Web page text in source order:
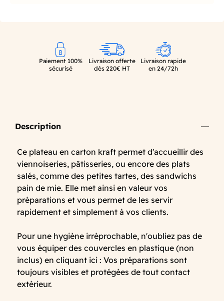
Paiement 100%
sécurisé
Livraison offerte
dès 220€ HT
Livraison rapide
en 24/72h
Description
Ce plateau en carton kraft permet d'accueillir des
viennoiseries, pâtisseries, ou encore des plats
salés, comme des petites tartes, des sandwichs
pain de mie. Elle met ainsi en valeur vos
préparations et vous permet de les servir
rapidement et simplement à vos clients.
Pour une hygiène irréprochable, n'oubliez pas de
vous équiper des couvercles en plastique (non
inclus) en cliquant ici : Vos préparations sont
toujours visibles et protégées de tout contact
extérieur.